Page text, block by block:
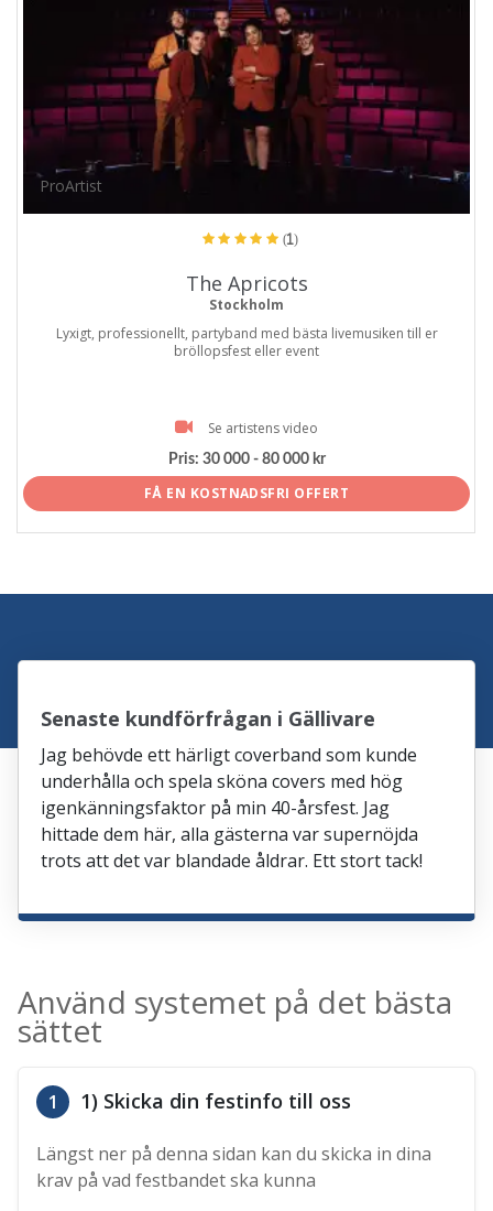
ProArtist
(1)
The Apricots
Stockholm
Lyxigt, professionellt, partyband med bästa livemusiken till er
bröllopsfest eller event
Se artistens video
Pris: 30 000 - 80 000 kr
FÅ EN KOSTNADSFRI OFFERT
Senaste kundförfrågan i Gällivare
Jag behövde ett härligt coverband som kunde
underhålla och spela sköna covers med hög
igenkänningsfaktor på min 40-årsfest. Jag
hittade dem här, alla gästerna var supernöjda
trots att det var blandade åldrar. Ett stort tack!
Använd systemet på det bästa
sättet
1 1) Skicka din festinfo till oss
Längst ner på denna sidan kan du skicka in dina
krav på vad festbandet ska kunna